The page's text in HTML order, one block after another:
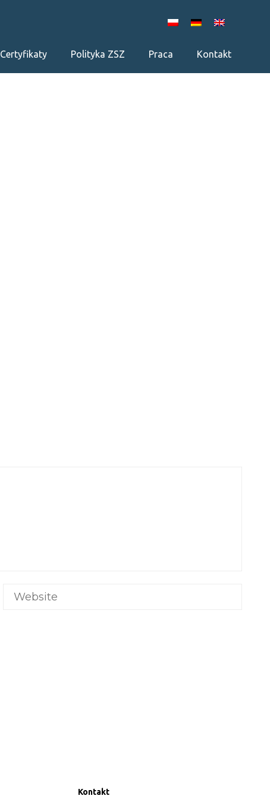
Certyfikaty Polityka ZSZ Praca Kontakt
Kontakt